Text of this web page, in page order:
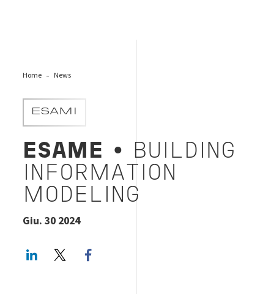
Home News
ESAMI
ESAME
• BUILDING
INFORMATION
MODELING
Giu. 30 2024
LinkedInTwitter